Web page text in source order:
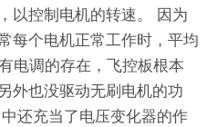
以控制电机的转速。 因为
每个电机正常工作时，平均
电调的存在，飞控板根本
外也没驱动无刷电机的功
还充当了电压变化器的作